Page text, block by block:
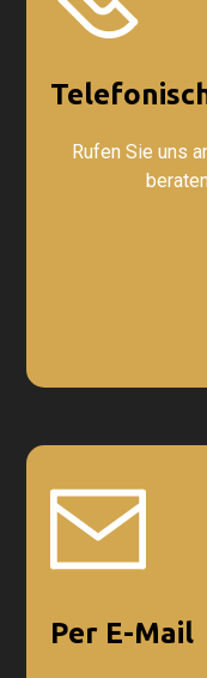
Rufen Sie uns
Per E-Mail